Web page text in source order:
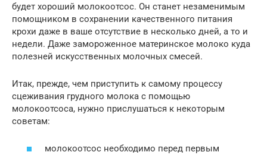
будет хороший молокоотсос. Он станет незаменимым
помощником в сохранении качественного питания
крохи даже в ваше отсутствие в несколько дней, а то и
недели. Даже замороженное материнское молоко куда
полезней искусственных молочных смесей.
Итак, прежде, чем приступить к самому процессу
сцеживания грудного молока с помощью
молокоотсоса, нужно прислушаться к некоторым
советам:
молокоотсос необходимо перед первым